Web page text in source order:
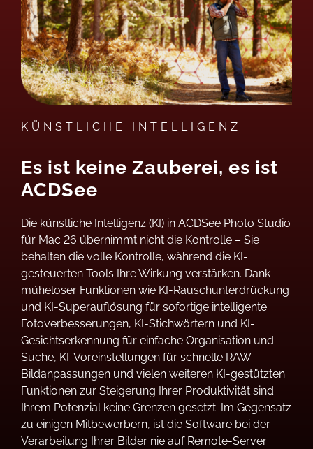
KÜNSTLICHE INTELLIGENZ
Es ist keine Zauberei, es ist
ACDSee
Die künstliche Intelligenz (KI) in ACDSee Photo Studio
für Mac 26 übernimmt nicht die Kontrolle – Sie
behalten die volle Kontrolle, während die KI-
gesteuerten Tools Ihre Wirkung verstärken. Dank
müheloser Funktionen wie KI-Rauschunterdrückung
und KI-Superauflösung für sofortige intelligente
Fotoverbesserungen, KI-Stichwörtern und KI-
Gesichtserkennung für einfache Organisation und
Suche, KI-Voreinstellungen für schnelle RAW-
Bildanpassungen und vielen weiteren KI-gestützten
Funktionen zur Steigerung Ihrer Produktivität sind
Ihrem Potenzial keine Grenzen gesetzt. Im Gegensatz
zu einigen Mitbewerbern, ist die Software bei der
Verarbeitung Ihrer Bilder nie auf Remote-Server